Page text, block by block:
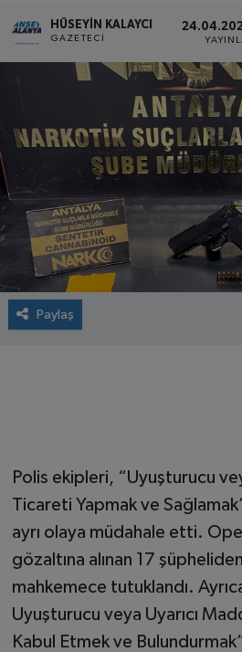
HÜSEYIN KALAYCI
GAZETECI
Paylaş
Polis ekipleri, “Uyuşturucu
Ticareti Yapmak ve
ayrı olaya müdahale etti.
gözaltına alınan 17 şüpheliden
mahkemece tutuklandı.
Uyuşturucu veya Uyarıcı
Kabul Etmek ve